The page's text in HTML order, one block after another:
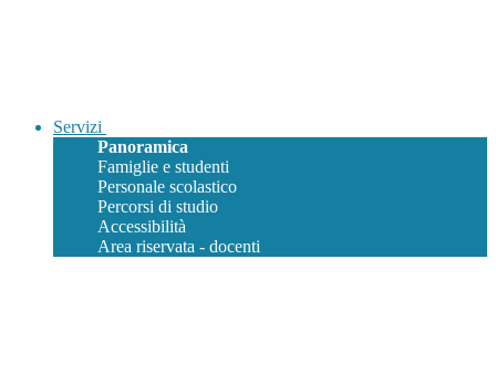
Servizi
Panoramica
Famiglie e studenti
Personale scolastico
Percorsi di studio
Accessibilità
Area riservata - docenti